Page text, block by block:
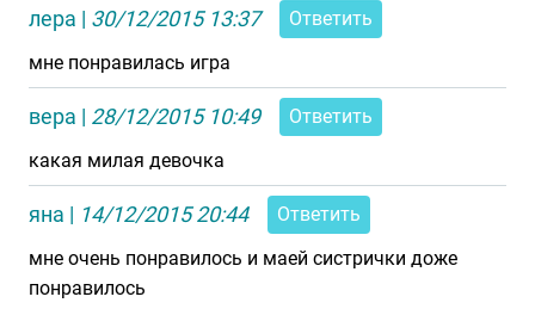
лера | 30/12/2015 13:37
Ответить
мне понравилась игра
вера | 28/12/2015 10:49
Ответить
какая милая девочка
яна | 14/12/2015 20:44
Ответить
мне очень понравилось и маей систрички доже
понравилось